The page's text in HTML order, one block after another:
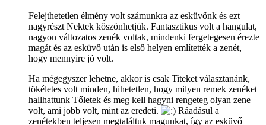
Felejthetetlen élmény volt számunkra az esküvőnk és ezt
nagyrészt Nektek köszönhetjük. Fantasztikus volt a hangulat,
nagyon változatos zenék voltak, mindenki fergetegesen érezte
magát és az esküvő után is első helyen említették a zenét,
hogy mennyire jó volt.
Ha mégegyszer lehetne, akkor is csak Titeket választanánk,
tökéletes volt minden, hihetetlen, hogy milyen remek zenéket
hallhattunk Tőletek és meg kell hagyni rengeteg olyan zene
volt, ami jobb volt, mint az eredeti.
Ráadásul a
zenétekben teljesen megtaláltuk magunkat, így az esküvő